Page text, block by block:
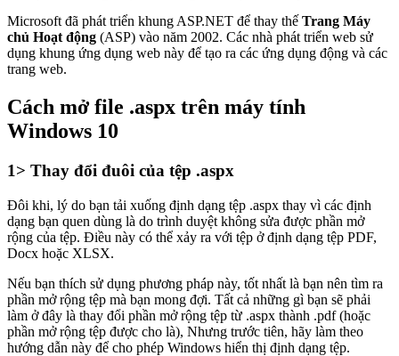
Microsoft đã phát triển khung ASP.NET để thay thế Trang Máy
chủ Hoạt động (ASP) vào năm 2002. Các nhà phát triển web sử
dụng khung ứng dụng web này để tạo ra các ứng dụng động và các
trang web.
Cách mở file .aspx trên máy tính
Windows 10
1> Thay đổi đuôi của tệp .aspx
Đôi khi, lý do bạn tải xuống định dạng tệp .aspx thay vì các định
dạng bạn quen dùng là do trình duyệt không sửa được phần mở
rộng của tệp. Điều này có thể xảy ra với tệp ở định dạng tệp PDF,
Docx hoặc XLSX.
Nếu bạn thích sử dụng phương pháp này, tốt nhất là bạn nên tìm ra
phần mở rộng tệp mà bạn mong đợi. Tất cả những gì bạn sẽ phải
làm ở đây là thay đổi phần mở rộng tệp từ .aspx thành .pdf (hoặc
phần mở rộng tệp được cho là), Nhưng trước tiên, hãy làm theo
hướng dẫn này để cho phép Windows hiển thị định dạng tệp.